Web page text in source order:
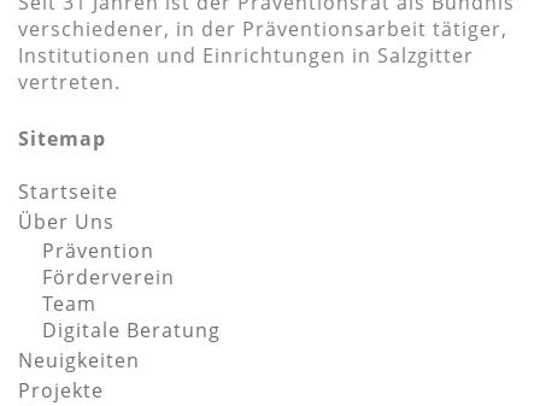
verschiedener, in der Präventionsarbeit tätiger,
Institutionen und Einrichtungen in Salzgitter
vertreten.
Sitemap
Startseite
Über Uns
Prävention
Förderverein
Team
Digitale Beratung
Neuigkeiten
Projekte